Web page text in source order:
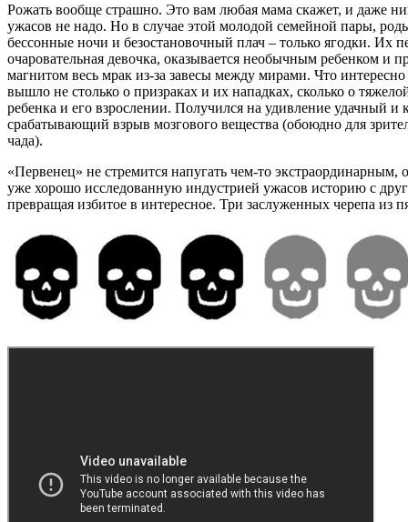
Рожать вообще страшно. Это вам любая мама скажет, и даже
ужасов не надо. Но в случае этой молодой семейной пары,
бессонные ночи и безостановочный плач – только ягодки. Их
очаровательная девочка, оказывается необычным ребенком и
магнитом весь мрак из-за завесы между мирами. Что интересно
вышло не столько о призраках и их нападках, сколько о
ребенка и его взрослении. Получился на удивление удачный и
срабатывающий взрыв мозгового вещества (обоюдно для
чада).
«Первенец» не стремится напугать чем-то экстраординарным,
уже хорошо исследованную индустрией ужасов историю с
превращая избитое в интересное. Три заслуженных черепа из